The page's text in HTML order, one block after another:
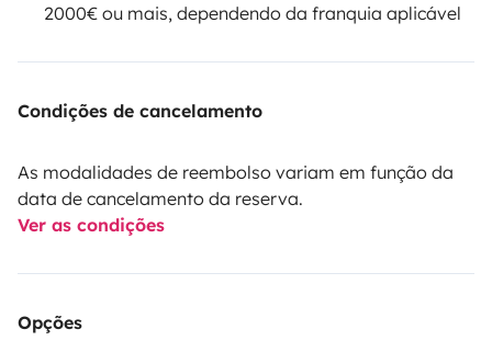
2000€ ou mais, dependendo da franquia aplicável
Condições de cancelamento
As modalidades de reembolso variam em função da
data de cancelamento da reserva.
Ver as condições
Opções